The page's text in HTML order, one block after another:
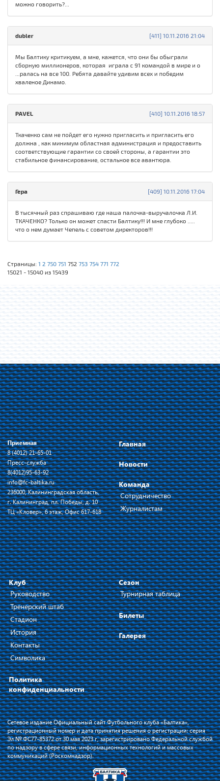
можно говорить?...
[411] 10.11.2016 21:04
dubler
Мы Балтику критикуем, а мне, кажется, что они бы обыграли
сборную миллионеров, которая играла с 91 командой в мире и о
...ралась на все 100. Ребята давайте удивим всех и победим
хваленое Динамо.
[410] 10.11.2016 18:57
PAVEL
Ткаченко сам не пойдет его нужно пригласить и пригласить его
должна , как минимум областная администрация и предоставить
соответствующие гарантии со своей стороны, а гарантии это
стабильное финансирование, остальное все авантюра.
[409] 10.11.2016 17:04
Гера
В тысячный раз спрашиваю где наша палочка-выручалочка Л.И.
ТКАЧЕНКО? Только он может спасти Балтику!!! И мне глубоко .....
что о нем думает Чепель с советом директоров!!!
Страницы: 1 2 750 751 752 753 754 771 772
15021 - 15040 из 15439
Приемная
8 (4012) 21-65-01
Пресс-служба
8(4012)95-63-92
info@fc-baltika.ru
236000, Калининградская область,
г. Калининград, пл. Победы, д. 10
ТЦ «Кловер», 6 этаж, Офис 617-618
Главная
Новости
Команда
Сотрудничество
Журналистам
Клуб
Руководство
Тренерский штаб
Стадион
История
Контакты
Символика
Политика
конфиденциальности
Сезон
Турнирная таблица
Билеты
Галерея
Сетевое издание Официальный сайт Футбольного клуба «Балтика»,
регистрационный номер и дата принятия решения о регистрации: серия
Эл № ФС77-85372 от 30 мая 2023 г, зарегистрировано Федеральной службой
по надзору в сфере связи, информационных технологий и массовых
коммуникаций (Роскомнадзор).